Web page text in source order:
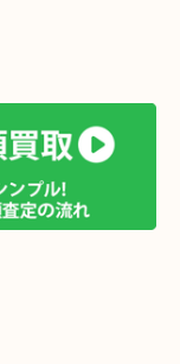
買取りブログです！
たら、本の形をした
せんね(^^)/